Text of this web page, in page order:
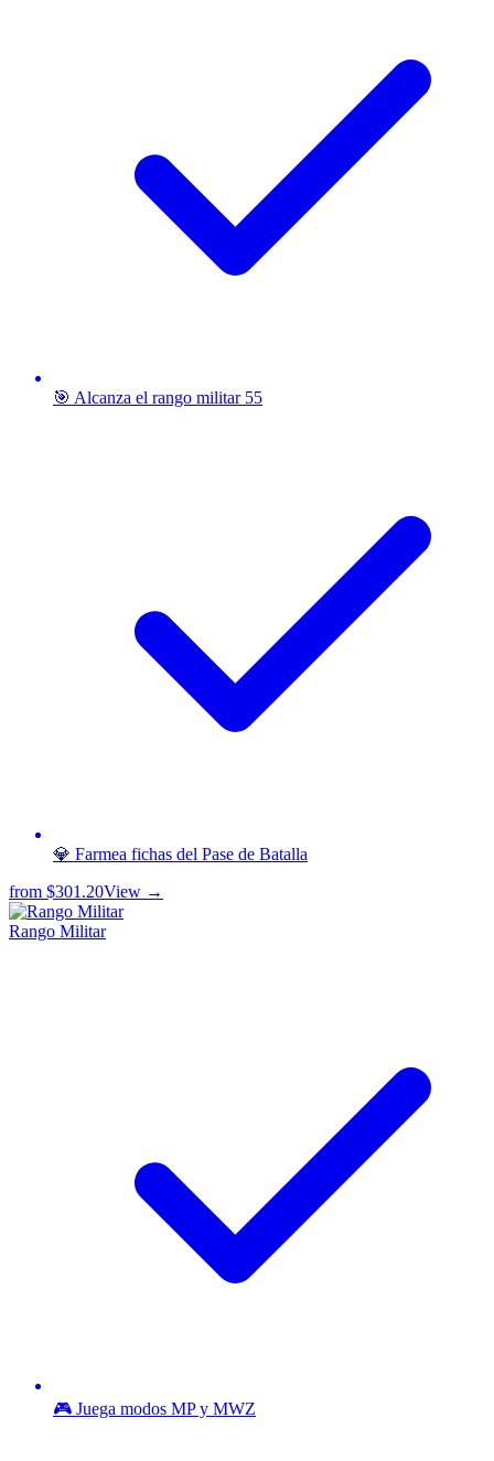
🎯 Alcanza el rango militar 55
💎 Farmea fichas del Pase de Batalla
from $301.20View →
Rango Militar
🎮 Juega modos MP y MWZ